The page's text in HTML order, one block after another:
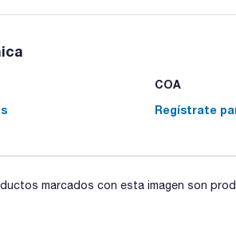
COA
Regístrate
marcados con esta imagen son